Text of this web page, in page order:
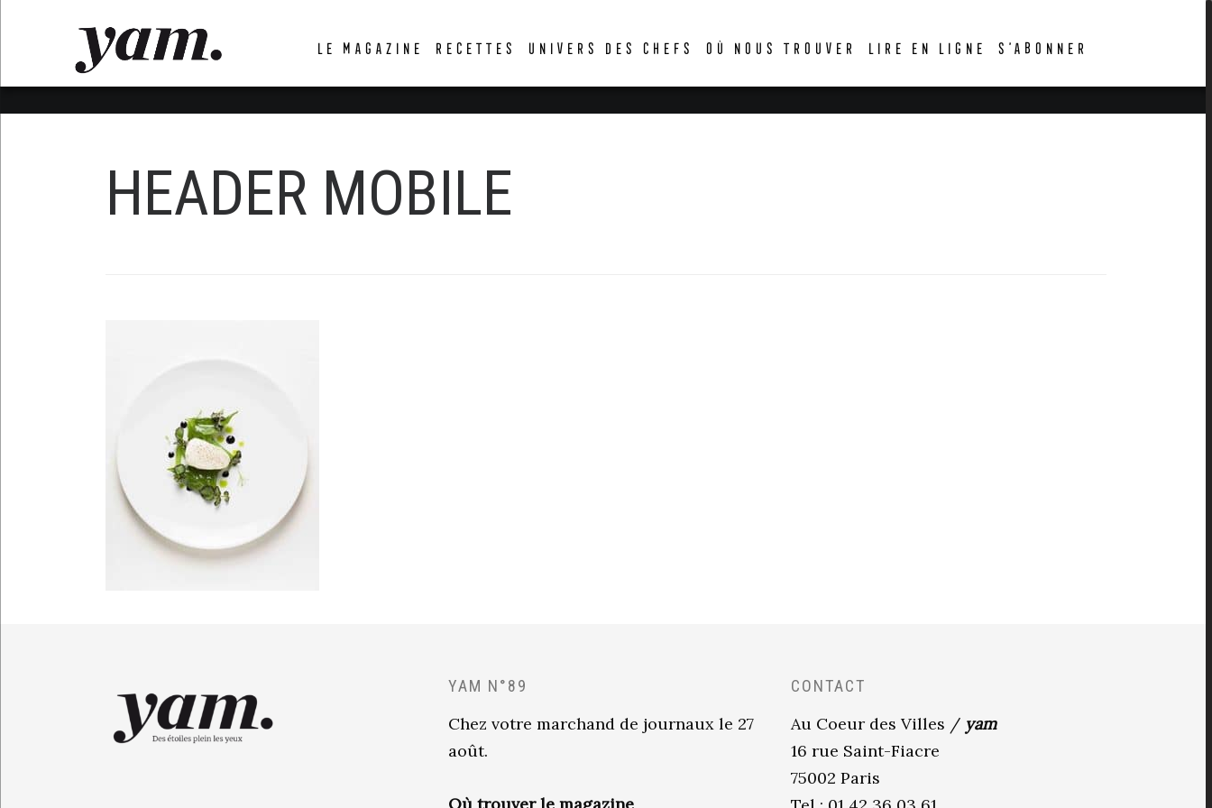
LE MAGAZINE RECETTES UNIVERS DES CHEFS OÙ NOUS TROUVER LIRE EN LIGNE S’ABONNER
HEADER MOBILE
YAM N°89
Chez votre marchand de journaux le 27
août.
Où trouver le magazine
CONTACT
Au Coeur des Villes / yam
16 rue Saint-Fiacre
75002 Paris